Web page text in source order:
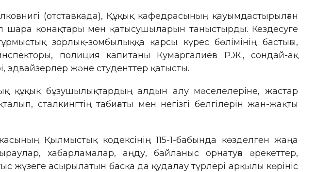
(отставкада), Құқық кафедрасының қауымдастырылған
қонақтары мен қатысушыларын таныстырды. Кездесуге
зорлық-зомбылыққа қарсы күрес бөлімінің бастығы,
полиция капитаны Кумаргалиев Р.Ж., сондай-ақ
және студенттер қатысты.
құқық бұзушылықтардың алдын алу мәселелеріне, жастар
сталкингтің табиғаты мен негізгі белгілерін жан-жақты
Қылмыстық кодексінің 115-1-бабында көзделген жаңа
хабарламалар, аңду, байланыс орнатуға әрекеттер,
жүзеге асырылатын басқа да қудалау түрлері арқылы көрініс